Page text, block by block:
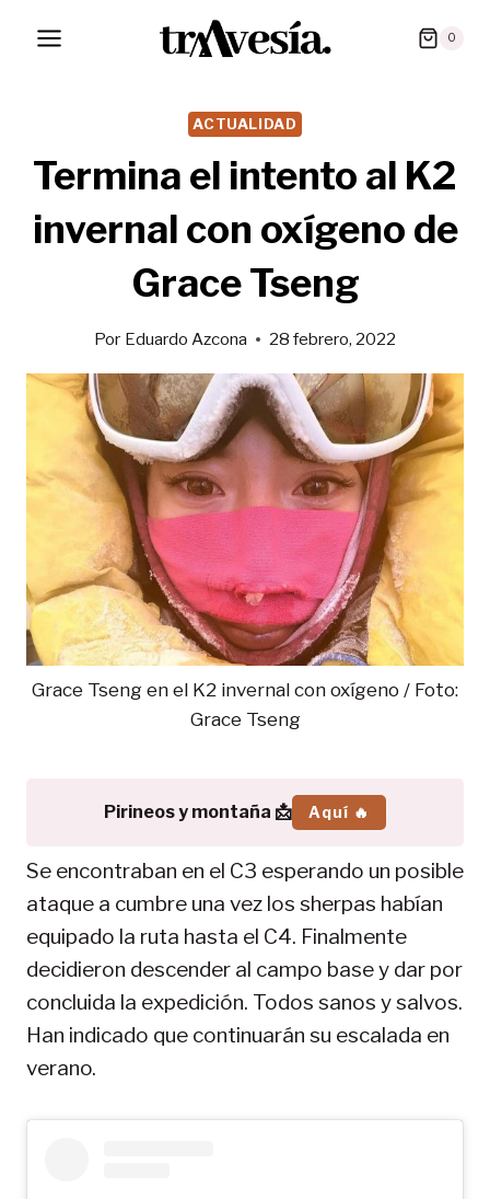
0
ACTUALIDAD
Termina el intento al K2
invernal con oxígeno de
Grace Tseng
Por Eduardo Azcona 28 febrero, 2022
Grace Tseng en el K2 invernal con oxígeno / Foto:
Grace Tseng
Pirineos y montaña 📩 Aquí 🔥
Se encontraban en el C3 esperando un posible
ataque a cumbre una vez los sherpas habían
equipado la ruta hasta el C4. Finalmente
decidieron descender al campo base y dar por
concluida la expedición. Todos sanos y salvos.
Han indicado que continuarán su escalada en
verano.